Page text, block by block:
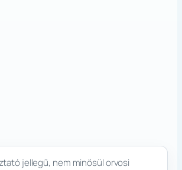
jellegű, nem minősül orvosi